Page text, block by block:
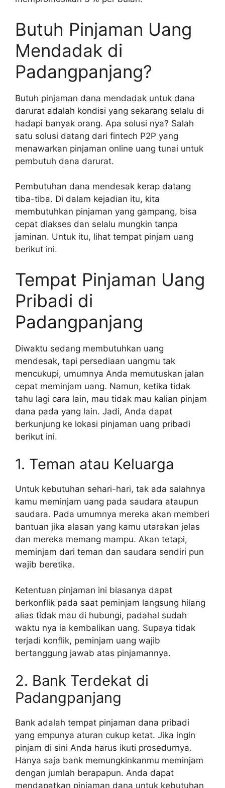
Butuh Pinjaman Uang
Mendadak di
Padangpanjang?
Butuh pinjaman dana mendadak untuk dana
darurat adalah kondisi yang sekarang selalu di
hadapi banyak orang. Apa solusi nya? Salah
satu solusi datang dari fintech P2P yang
menawarkan pinjaman online uang tunai untuk
pembutuh dana darurat.
Pembutuhan dana mendesak kerap datang
tiba-tiba. Di dalam kejadian itu, kita
membutuhkan pinjaman yang gampang, bisa
cepat diakses dan selalu mungkin tanpa
jaminan. Untuk itu, lihat tempat pinjam uang
berikut ini.
Tempat Pinjaman Uang
Pribadi di
Padangpanjang
Diwaktu sedang membutuhkan uang
mendesak, tapi persediaan uangmu tak
mencukupi, umumnya Anda memutuskan jalan
cepat meminjam uang. Namun, ketika tidak
tahu lagi cara lain, mau tidak mau kalian pinjam
dana pada yang lain. Jadi, Anda dapat
berkunjung ke lokasi pinjaman uang pribadi
berikut ini.
1. Teman atau Keluarga
Untuk kebutuhan sehari-hari, tak ada salahnya
kamu meminjam uang pada saudara ataupun
saudara. Pada umumnya mereka akan memberi
bantuan jika alasan yang kamu utarakan jelas
dan mereka memang mampu. Akan tetapi,
meminjam dari teman dan saudara sendiri pun
wajib beretika.
Ketentuan pinjaman ini biasanya dapat
berkonflik pada saat peminjam langsung hilang
alias tidak mau di hubungi, padahal sudah
waktu nya ia kembalikan uang. Supaya tidak
terjadi konflik, peminjam uang wajib
bertanggung jawab atas pinjamannya.
2. Bank Terdekat di
Padangpanjang
Bank adalah tempat pinjaman dana pribadi
yang empunya aturan cukup ketat. Jika ingin
pinjam di sini Anda harus ikuti prosedurnya.
Hanya saja bank memungkinkanmu meminjam
dengan jumlah berapapun. Anda dapat
mendapatkan pinjaman dana untuk kebutuhan